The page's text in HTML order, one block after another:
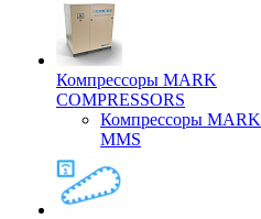
Компрессоры MARK
COMPRESSORS
Компрессоры MARK
MMS